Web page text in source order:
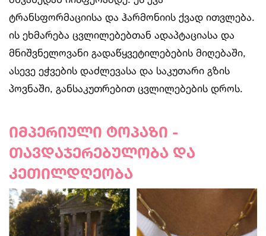
ტრანსფორმაციისა და ჰარმონიის ქვად ითვლება.
ის ეხმარება ცვლილებებთან ადაპტაციასა და
მნიშვნელოვანი გადაწყვეტილებების მიღებაში,
ასევე ეჭვების დაძლევასა და საკუთარი გზის
პოვნაში, განსაკუთრებით ცვლილებების დროს.
იმპერიული ტოპაზი -
თავდაჯერებულობა და
კეთილდღეობა